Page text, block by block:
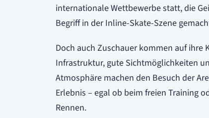
internationale Wettbewerbe statt, die
Begriff in der Inline-Skate-Szene
Doch auch Zuschauer kommen auf ihre
Infrastruktur, gute Sichtmöglichkeiten
Atmosphäre machen den Besuch der
Erlebnis – egal ob beim freien Training
Rennen.